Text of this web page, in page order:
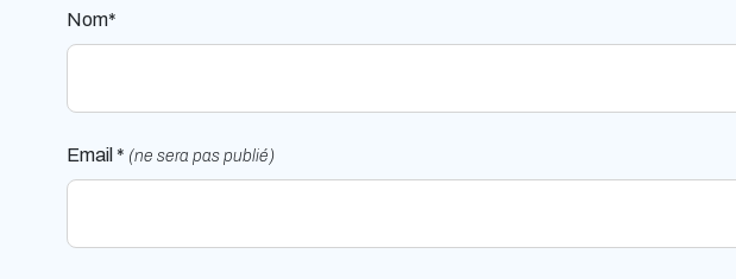
Nom*
Email * (ne sera pas publié)